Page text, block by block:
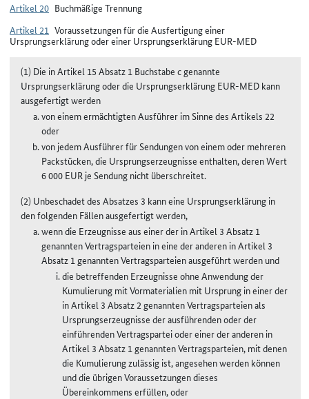
Artikel 20 Buchmäßige Trennung
Artikel 21 Voraussetzungen für die Ausfertigung einer
Ursprungserklärung oder einer Ursprungserklärung EUR-MED
(1) Die in Artikel 15 Absatz 1 Buchstabe c genannte
Ursprungserklärung oder die Ursprungserklärung EUR-MED kann
ausgefertigt werden
von einem ermächtigten Ausführer im Sinne des Artikels 22
oder
von jedem Ausführer für Sendungen von einem oder mehreren
Packstücken, die Ursprungserzeugnisse enthalten, deren Wert
6 000 EUR je Sendung nicht überschreitet.
(2) Unbeschadet des Absatzes 3 kann eine Ursprungserklärung in
den folgenden Fällen ausgefertigt werden,
wenn die Erzeugnisse aus einer der in Artikel 3 Absatz 1
genannten Vertragsparteien in eine der anderen in Artikel 3
Absatz 1 genannten Vertragsparteien ausgeführt werden und
die betreffenden Erzeugnisse ohne Anwendung der
Kumulierung mit Vormaterialien mit Ursprung in einer der
in Artikel 3 Absatz 2 genannten Vertragsparteien als
Ursprungserzeugnisse der ausführenden oder der
einführenden Vertragspartei oder einer der anderen in
Artikel 3 Absatz 1 genannten Vertragsparteien, mit denen
die Kumulierung zulässig ist, angesehen werden können
und die übrigen Voraussetzungen dieses
Übereinkommens erfüllen, oder